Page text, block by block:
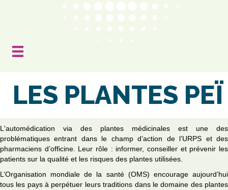
LES PLANTES PEÏ
L'automédication via des plantes médicinales est une des
problématiques entrant dans le champ d’action de l’URPS et des
pharmaciens d’officine. Leur rôle : informer, conseiller et prévenir les
patients sur la qualité et les risques des plantes utilisées.
L’Organisation mondiale de la santé (OMS) encourage aujourd’hui
tous les pays à perpétuer leurs traditions dans le domaine des plantes